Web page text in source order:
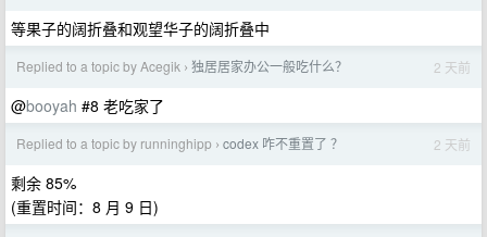
等果子的阔折叠和观望华子的阔折叠中
Replied to a topic by Acegik › 独居居家办公一般吃什么？ 2 天前
@booyah #8 老吃家了
Replied to a topic by runninghipp › codex 咋不重置了 ？ 2 天前
剩余 85%
(重置时间：8 月 9 日)